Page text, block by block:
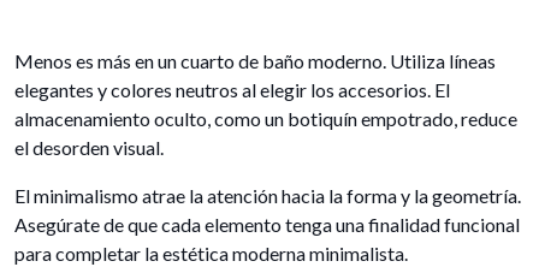
Menos es más en un cuarto de baño moderno. Utiliza líneas
elegantes y colores neutros al elegir los accesorios. El
almacenamiento oculto, como un botiquín empotrado, reduce
el desorden visual.
El minimalismo atrae la atención hacia la forma y la geometría.
Asegúrate de que cada elemento tenga una finalidad funcional
para completar la estética moderna minimalista.